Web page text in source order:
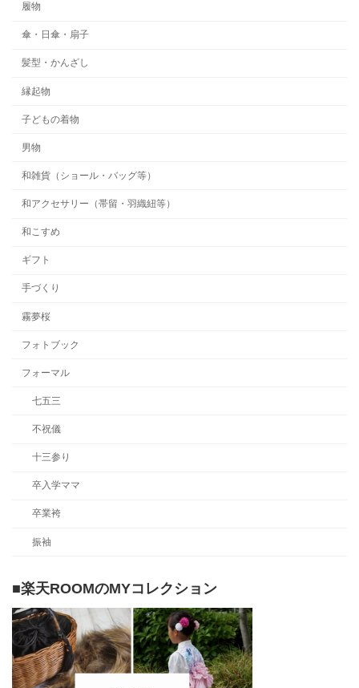
履物
傘・日傘・扇子
髪型・かんざし
縁起物
子どもの着物
男物
和雑貨（ショール・バッグ等）
和アクセサリー（帯留・羽織紐等）
和こすめ
ギフト
手づくり
霧夢桜
フォトブック
フォーマル
七五三
不祝儀
十三参り
卒入学ママ
卒業袴
振袖
■楽天ROOMのMYコレクション